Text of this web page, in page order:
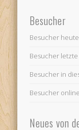
Besucher
Besucher
Besucher
Besucher in
Besucher
Neues von